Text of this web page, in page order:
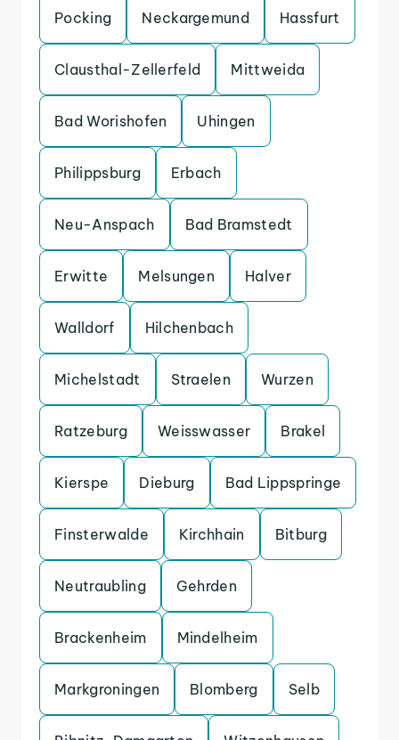
Pocking Neckargemund Hassfurt
Clausthal-Zellerfeld Mittweida
Bad Worishofen Uhingen
Philippsburg Erbach
Neu-Anspach Bad Bramstedt
Erwitte Melsungen Halver
Walldorf Hilchenbach
Michelstadt Straelen Wurzen
Ratzeburg Weisswasser Brakel
Kierspe Dieburg Bad Lippspringe
Finsterwalde Kirchhain Bitburg
Neutraubling Gehrden
Brackenheim Mindelheim
Markgroningen Blomberg Selb